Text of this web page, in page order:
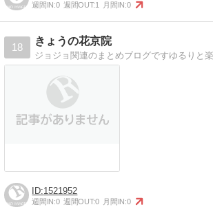
週間IN:0 週間OUT:1 月間IN:0
18
きょうの花京院
ジョジョ関連のまとめブログですゆるりと
1521952
週間IN:0 週間OUT:0 月間IN:0